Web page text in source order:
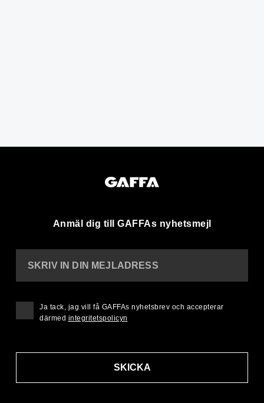
Anmäl dig till GAFFAs nyhetsmejl
SKRIV IN DIN MEJLADRESS
SKICKA
Ja tack, jag vill få GAFFAs nyhetsbrev och accepterar
därmed integritetspolicyn